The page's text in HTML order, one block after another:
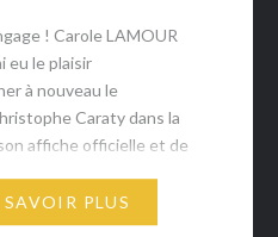
! Carole LAMOUR
eu le plaisir
à nouveau le
Caraty dans la
affiche officielle et de
Un événement
qui réunit l’élite du
SAVOIR PLUS